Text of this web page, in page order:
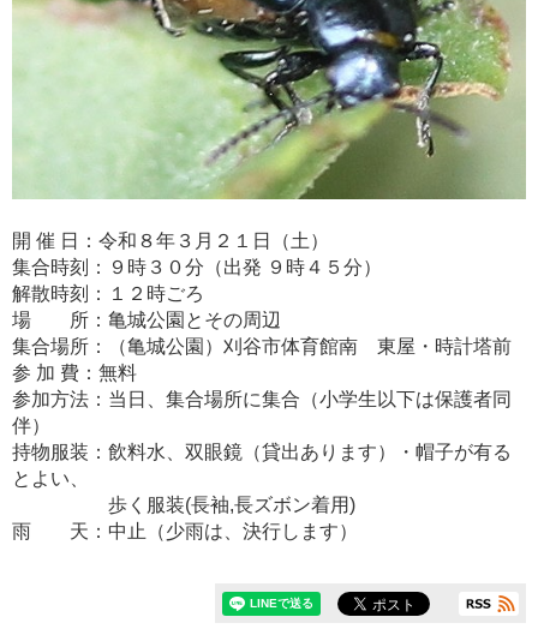
開 催 日：令和８年３月２１日（土）
集合時刻：９時３０分（出発 ９時４５分）
解散時刻：１２時ごろ
場 所：亀城公園とその周辺
集合場所：（亀城公園）刈谷市体育館南 東屋・時計塔前
参 加 費：無料
参加方法：当日、集合場所に集合（小学生以下は保護者同
伴）
持物服装：飲料水、双眼鏡（貸出あります）・帽子が有る
とよい、
歩く服装(長袖,長ズボン着用)
雨 天：中止（少雨は、決行します）